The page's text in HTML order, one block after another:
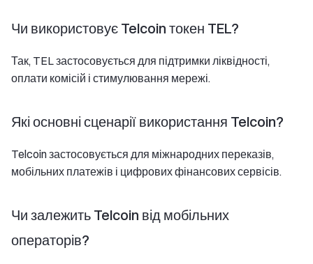
Чи використовує Telcoin токен TEL?
Так, TEL застосовується для підтримки ліквідності,
оплати комісій і стимулювання мережі.
Які основні сценарії використання Telcoin?
Telcoin застосовується для міжнародних переказів,
мобільних платежів і цифрових фінансових сервісів.
Чи залежить Telcoin від мобільних
операторів?